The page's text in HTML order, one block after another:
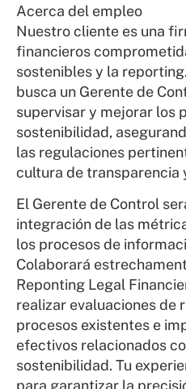
Acerca del empleo
Nuestro cliente es una
financieros
sostenibles y la
busca un Gerente de
supervisar y mejorar los
sostenibilidad,
las regulaciones
cultura de transparencia
El Gerente de Control
integración de las
los procesos de
Colaborará
Reponting Legal
realizar evaluaciones de
procesos existentes e
efectivos relacionados
sostenibilidad. Tu